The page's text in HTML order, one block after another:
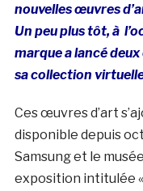
nouvelles œuvres
Un peu plus tôt, à
marque a lancé
sa collection
Ces œuvres d’art
disponible depuis
Samsung et le
exposition intitulée